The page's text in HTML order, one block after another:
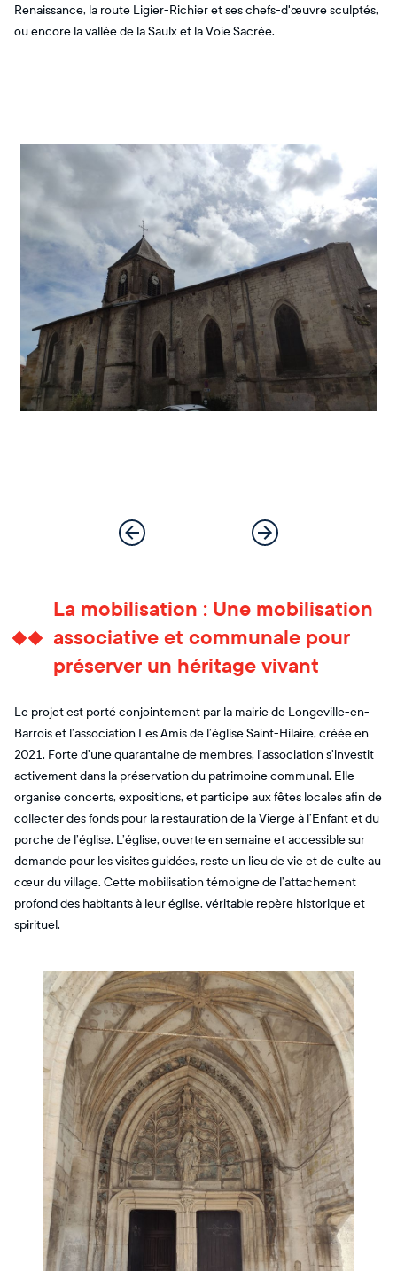
Renaissance, la route Ligier-Richier et ses chefs-d'œuvre sculptés,
ou encore la vallée de la Saulx et la Voie Sacrée.
La mobilisation : Une mobilisation
associative et communale pour
préserver un héritage vivant
Le projet est porté conjointement par la mairie de Longeville-en-
Barrois et l’association Les Amis de l’église Saint-Hilaire, créée en
2021. Forte d’une quarantaine de membres, l’association s’investit
activement dans la préservation du patrimoine communal. Elle
organise concerts, expositions, et participe aux fêtes locales afin de
collecter des fonds pour la restauration de la Vierge à l’Enfant et du
porche de l’église. L’église, ouverte en semaine et accessible sur
demande pour les visites guidées, reste un lieu de vie et de culte au
cœur du village. Cette mobilisation témoigne de l’attachement
profond des habitants à leur église, véritable repère historique et
spirituel.